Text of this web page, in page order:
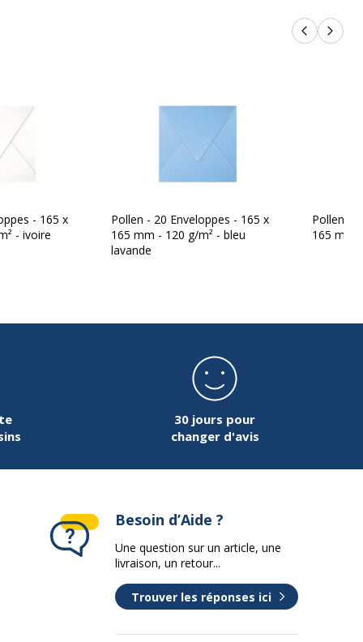
Produits
- 165 x
- ivoire
Pollen - 20 Enveloppes - 165 x
165 mm - 120 g/m² - bleu
lavande
Pollen -
165 mm
30 jours pour
changer d'avis
Besoin d’Aide ?
Une question sur un article, une
livraison, un retour...
Trouver les réponses ici